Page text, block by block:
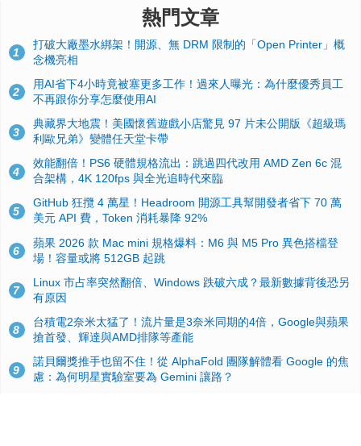
熱門文章
1
打破大廠墨水綁架！開源、無 DRM 限制的「Open Printer」概
念機亮相
2
用AI省下4小時竟被塞更多工作！過來人曝光：為什麼優秀員工
不再跟你分享怎麼使用AI
3
典藏界大地震！美國懷舊遊戲小店驚見 97 片未公開版《超級瑪
利歐兄弟》變體任天堂卡帶
4
效能翻倍！PS6 硬體規格流出：跳過四代改用 AMD Zen 6c 混
合架構，4K 120fps 與全光追時代來臨
5
GitHub 狂攬 4 萬星！Headroom 開源工具幫開發者省下 70 萬
美元 API 費，Token 消耗暴降 92%
6
蘋果 2026 款 Mac mini 規格爆料：M6 與 M5 Pro 異色搭檔登
場！容量或將 512GB 起跳
7
Linux 市占率突然翻倍、Windows 跌破六成？最新數據背後恐另
有原因
8
台積電2奈米太猛了！流片量是3奈米同期的4倍，Google與蘋果
搶首發、輝達與AMD排隊等產能
9
諾貝爾獎推手也留不住！從 AlphaFold 團隊解體看 Google 的焦
慮：為何明星實驗室要為 Gemini 讓路？